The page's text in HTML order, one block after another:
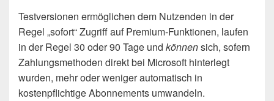
Testversionen ermöglichen dem Nutzenden in der
Regel „sofort“ Zugriff auf Premium-Funktionen, laufen
in der Regel 30 oder 90 Tage und könnensich, sofern
Zahlungsmethoden direkt bei Microsoft hinterlegt
wurden, mehr oder weniger automatisch in
kostenpflichtige Abonnements umwandeln.